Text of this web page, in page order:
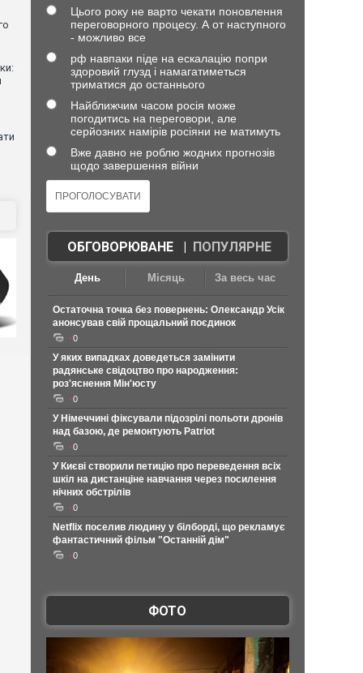
Цього року не варто чекати поновлення
переговорного процесу. А от наступного
- можливо все
рф навпаки піде на ескалацію попри
здоровий глузд і намагатиметься
триматися до останнього
Найближчим часом росія може
погодитись на переговори, але
серйозних намірів росіяни не матимуть
Вже давно не роблю жодних прогнозів
щодо завершення війни
ОБГОВОРЮВАНЕ| ПОПУЛЯРНЕ
День Місяць За весь час
Остаточна точка без повернень: Олександр Усік
анонсував свій прощальний поєдинок
0
У яких випадках доведеться замінити
радянське свідоцтво про народження:
роз'яснення Мін'юсту
0
У Німеччині фіксували підозрілі польоти дронів
над базою, де ремонтують Patriot
0
У Києві створили петицію про переведення всіх
шкіл на дистанціне навчання через посилення
нічних обстрілів
0
Netflix поселив людину у білборді, що рекламує
фантастичний фільм "Останній дім"
0
ФОТО